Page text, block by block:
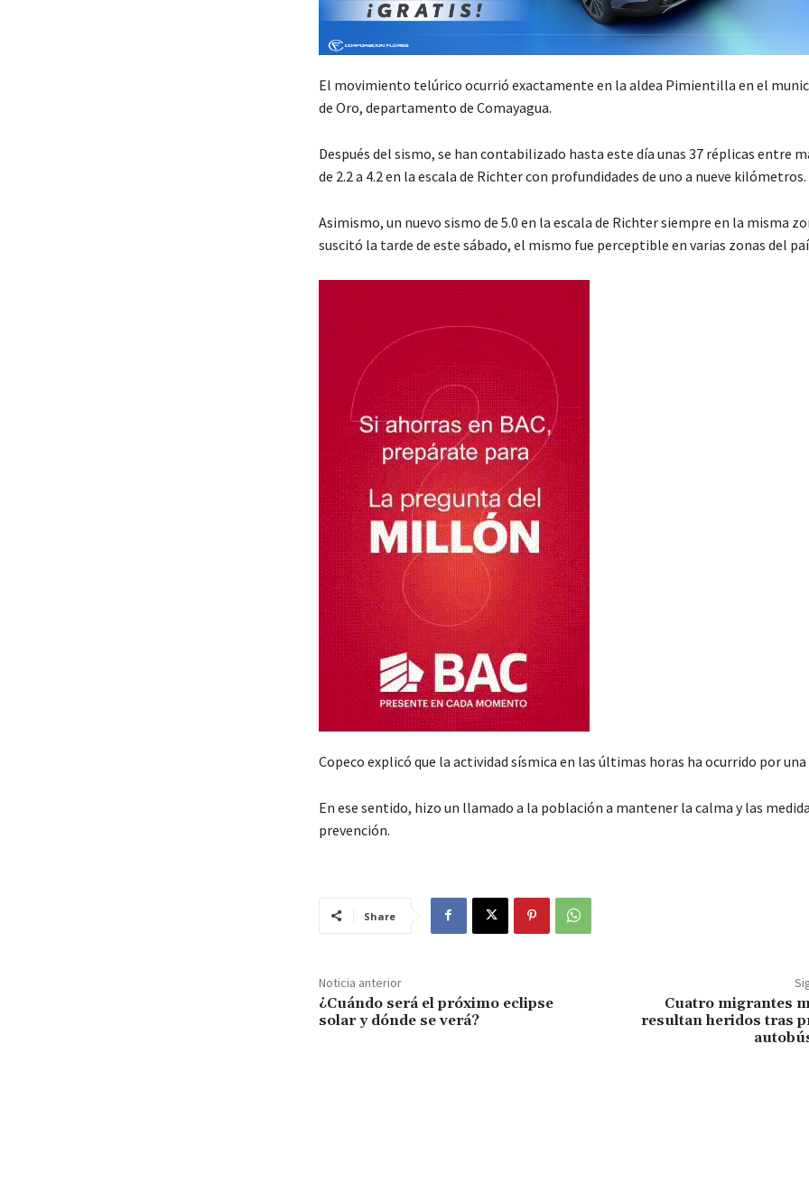
El movimiento telúrico ocurrió exactamente en la aldea Pimientilla en el
de Oro, departamento de Comayagua.
Después del sismo, se han contabilizado hasta este día unas 37 réplicas entre
de 2.2 a 4.2 en la escala de Richter con profundidades de uno a nueve kilómetros.
Asimismo, un nuevo sismo de 5.0 en la escala de Richter siempre en la misma
suscitó la tarde de este sábado, el mismo fue perceptible en varias zonas del
Copeco explicó que la actividad sísmica en las últimas horas ha ocurrido por
En ese sentido, hizo un llamado a la población a mantener la calma y las
prevención.
Share
Noticia anterior
¿Cuándo será el próximo eclipse
solar y dónde se verá?
Cuatro migrantes
resultan heridos tras